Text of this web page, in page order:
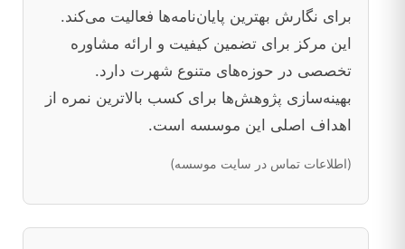
برای نگارش بهترین پایان‌نامه‌ها فعالیت می‌کند.
این مرکز برای تضمین کیفیت و ارائه مشاوره
تخصصی در حوزه‌های متنوع شهرت دارد.
بهینه‌سازی پژوهش‌ها برای کسب بالاترین نمره از
اهداف اصلی این موسسه است.
(اطلاعات تماس در سایت موسسه)